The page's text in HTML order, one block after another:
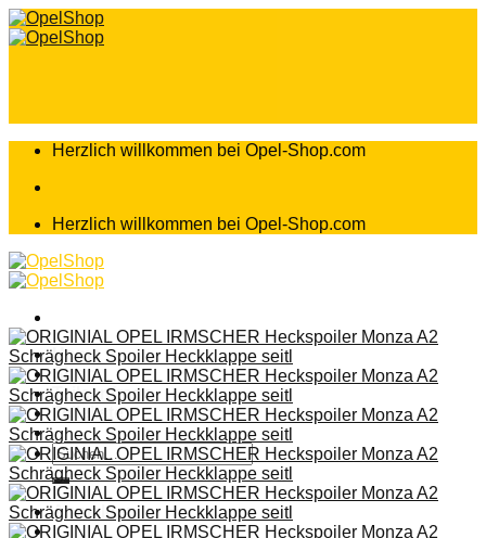
Zum
Inhalt
Herzlich willkommen bei Opel-Shop.com
Herzlich willkommen bei Opel-Shop.com
Home
Shop
Teileanfrage
Teileliste
Suchen
nach:
Anmelden